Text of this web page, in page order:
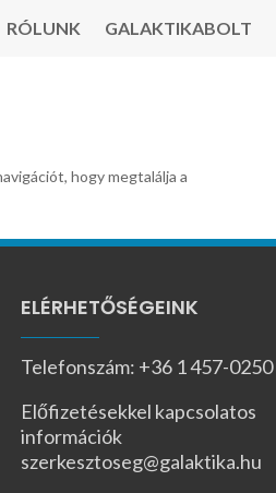
RÓLUNK GALAKTIKABOLT
hogy megtalálja a
ELÉRHETŐSÉGEINK
Telefonszám: +36 1 457-0250
Előfizetésekkel kapcsolatos
információk
szerkesztoseg@galaktika.hu